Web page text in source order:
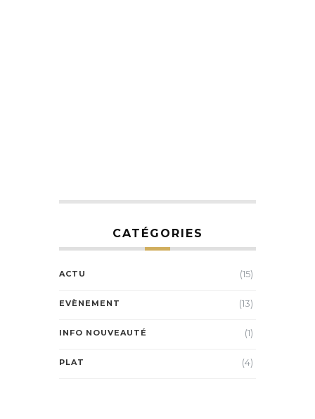
CATÉGORIES
ACTU (15)
EVÈNEMENT (13)
INFO NOUVEAUTÉ (1)
PLAT (4)